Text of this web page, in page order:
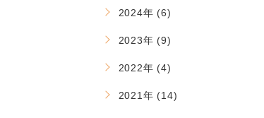
2024年 (6)
2023年 (9)
2022年 (4)
2021年 (14)